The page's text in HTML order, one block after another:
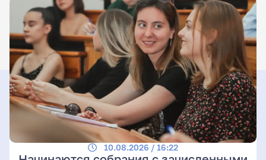
10.08.2026 / 16:22